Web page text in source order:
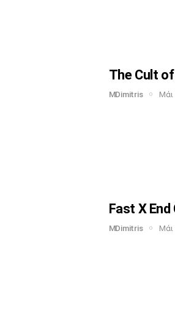
The Cult
MDimitris Μάι
Fast X
MDimitris Μάι